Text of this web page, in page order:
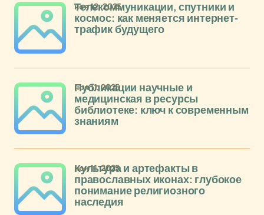
Телекоммуникации, спутники и
космос: как меняется интернет-
трафик будущего
ноя 12, 2025
Публикации научные и
медицинская в ресурсы
библиотеке: ключ к современным
знаниям
ноя 11, 2025
Культура и артефакты в
православных иконах: глубокое
понимание религиозного
наследия
ноя 11, 2025